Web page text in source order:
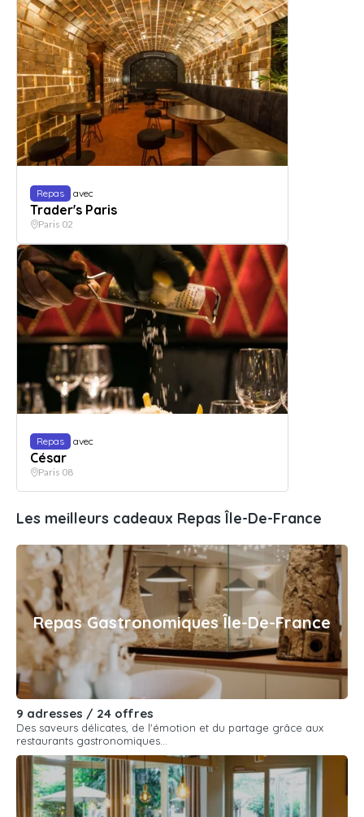
Repas avec
Trader's Paris
Paris 02
Repas avec
César
Paris 08
Les meilleurs cadeaux Repas Île-De-France
Repas Gastronomiques Île-De-France
9 adresses / 24 offres
Des saveurs délicates, de l'émotion et du partage grâce aux
restaurants gastronomiques...